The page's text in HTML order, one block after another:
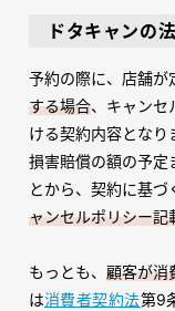
ドタキャンの
予約の際に、店舗が
する場合、キャンセ
ける契約内容となり
損害賠償の額の予定
とから、契約に基づ
ャンセルポリシー記
もっとも、 顧客が消
は消費者契約法第9